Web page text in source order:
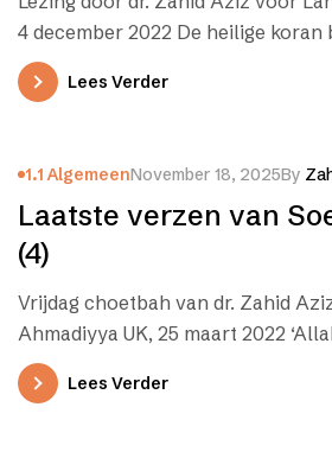
4 december 2022 De heilige
die beginnen…
Lees Verder
1.1 AlgemeenNovember 18, 2025By
Laatste verzen van
(4)
Vrijdag choetbah van dr. Zahid
Ahmadiyya UK, 25 maart 2022
last op…
Lees Verder